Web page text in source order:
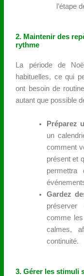
l’étape
2. Maintenir des
rythme
La période de
habituelles, ce qui
ont besoin de
autant que possible
Préparez
un
comment
présent et
permettra
Gardez
préserver
comme
calmes,
continuité.
3. Gérer les stimuli